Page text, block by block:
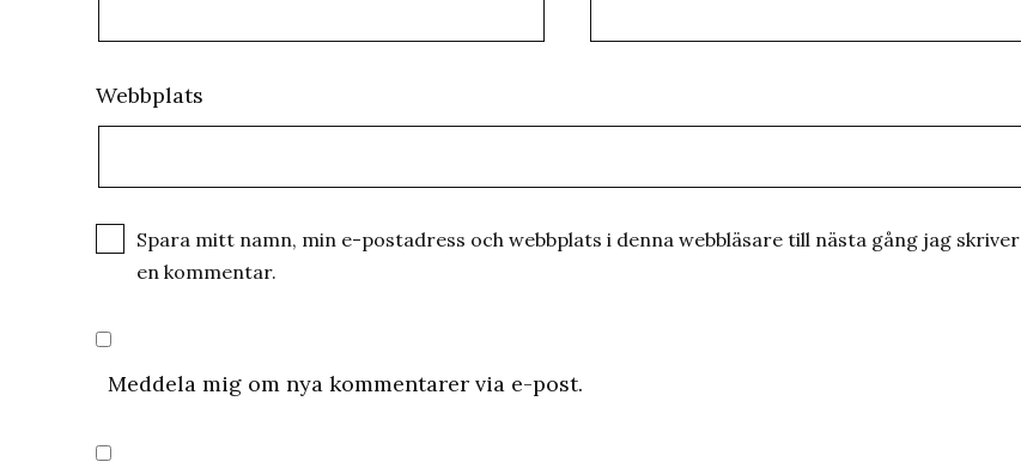
Webbplats
Spara mitt namn, min e-postadress och webbplats i denna webbläsare till nästa gång jag skriver
en kommentar.
Meddela mig om nya kommentarer via e-post.